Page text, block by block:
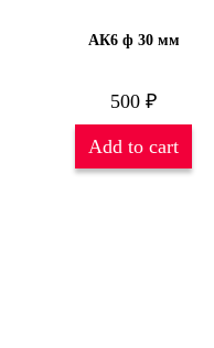
АК6 ф 30 мм
500₽
Add to cart